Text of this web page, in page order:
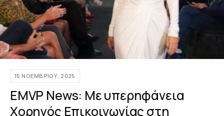
15 ΝΟΕΜΒΡΊΟΥ, 2025
EMVP News: Με υπερηφάνεια
Χορηγός Επικοινωνίας στη